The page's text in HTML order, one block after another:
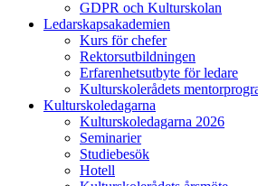
GDPR och Kulturskolan
Ledarskapsakademien
Kurs för chefer
Rektorsutbildningen
Erfarenhetsutbyte för ledare
Kulturskolerådets
Kulturskoledagarna
Kulturskoledagarna 2026
Seminarier
Studiebesök
Hotell